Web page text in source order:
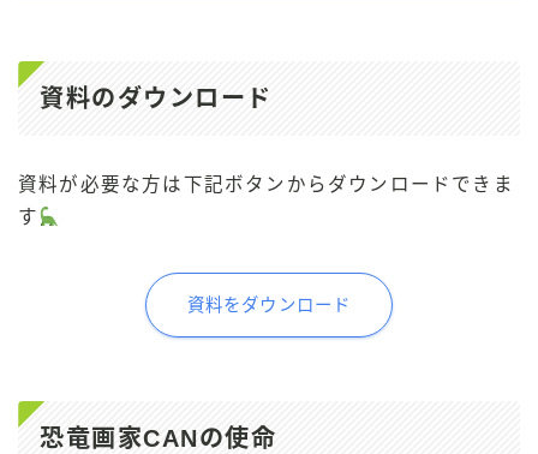
資料のダウンロード
資料が必要な方は下記ボタンからダウンロードできま
す
資料をダウンロード
恐竜画家CANの使命